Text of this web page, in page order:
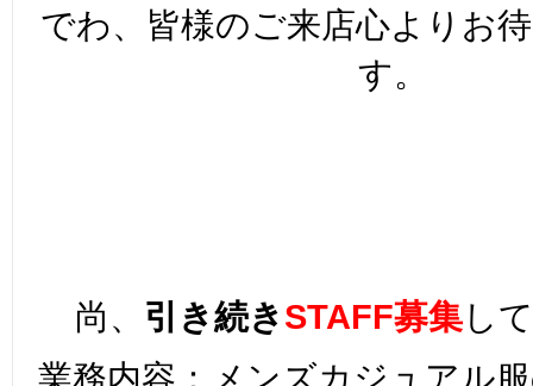
でわ、皆様のご来店心よりお
す。
尚、 引き続きSTAFF募集し
業務内容：メンズカジュアル